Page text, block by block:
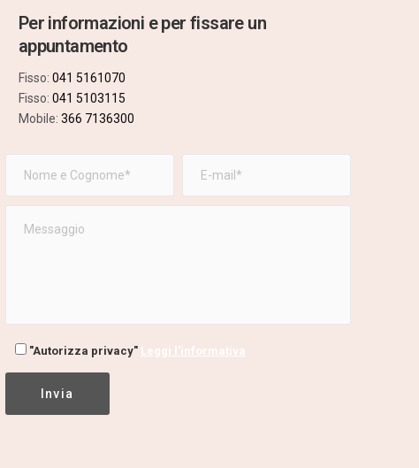
Per informazioni e per fissare un
appuntamento
Fisso: 041 5161070
Fisso: 041 5103115
Mobile: 366 7136300
"Autorizza privacy" Leggi l'informativa